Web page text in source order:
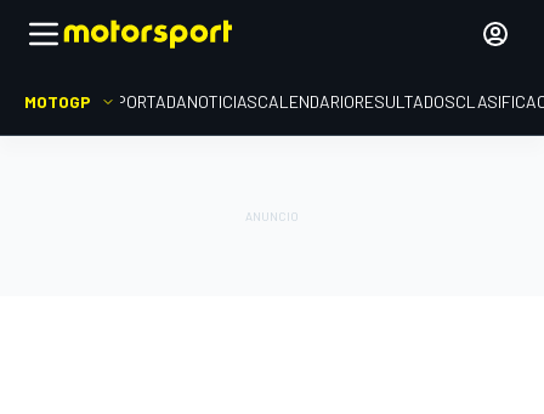
MOTOGP PORTADANOTICIASCALENDARIORESULTADOS